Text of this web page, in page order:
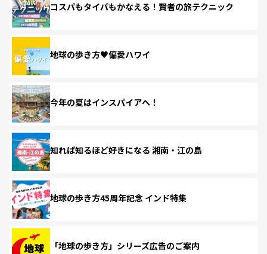
コスパもタイパもかなえる！賢者の旅テクニック
地球の歩き方♥偏愛ハワイ
今年の夏はインスパイアへ！
知れば知るほど好きになる 湘南・江の島
地球の歩き方45周年記念 インド特集
「地球の歩き方」シリーズ広告のご案内